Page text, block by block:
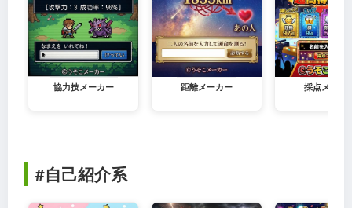
協力技メーカー 距離メーカー 採点メーカ
#自己紹介系